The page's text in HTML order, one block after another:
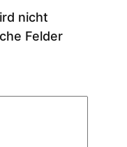
nicht
Felder